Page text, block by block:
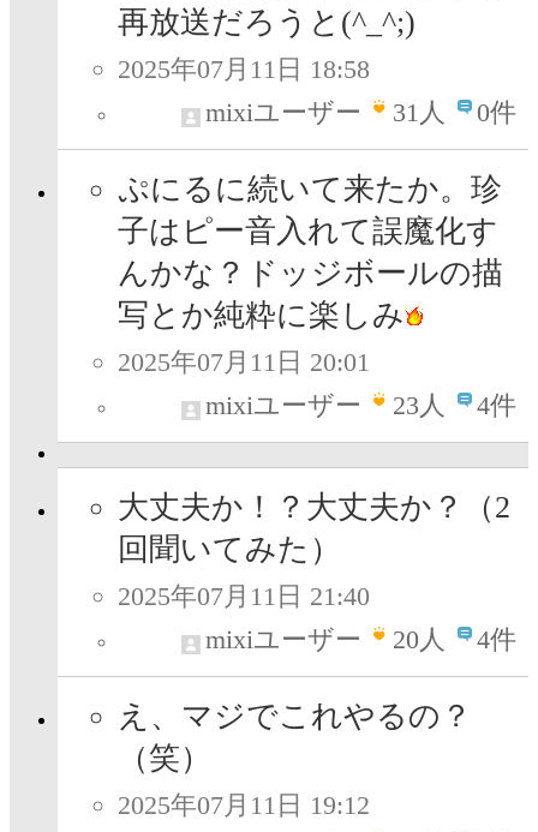
再放送だろうと(^_^;)
2025年07月11日 18:58
mixiユーザー
31人 0件
ぷにるに続いて来たか。珍
子はピー音入れて誤魔化す
んかな？ドッジボールの描
写とか純粋に楽しみ
2025年07月11日 20:01
mixiユーザー
23人 4件
大丈夫か！？大丈夫か？（2
回聞いてみた）
2025年07月11日 21:40
mixiユーザー
20人 4件
え、マジでこれやるの？
（笑）
2025年07月11日 19:12